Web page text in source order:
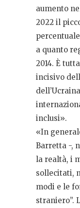
aumento
2022 il
a quanto
2014. È
incisivo
inclusi».
«In
Barretta -,
la realtà, i
sollecitati,
modi e le
straniero”.